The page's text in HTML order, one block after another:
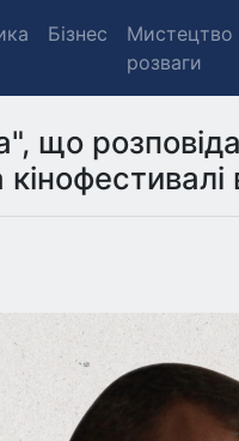
Бізнес
Мистецтво
розваги
що